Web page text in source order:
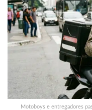
Motoboys e entregadores